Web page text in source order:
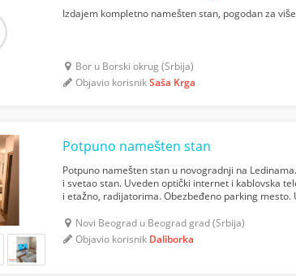
Izdajem kompletno namešten stan, pogodan za
Bor u Borski okrug (Srbija)
Objavio korisnikSaša Krga
Potpuno namešten stan
Potpuno namešten stan u novogradnji na
i svetao stan. Uveden optički internet i kablovska
i etažno, radijatorima. Obezbeđeno parking mesto.
Novi Beograd u Beograd grad (Srbija)
Objavio korisnik Daliborka